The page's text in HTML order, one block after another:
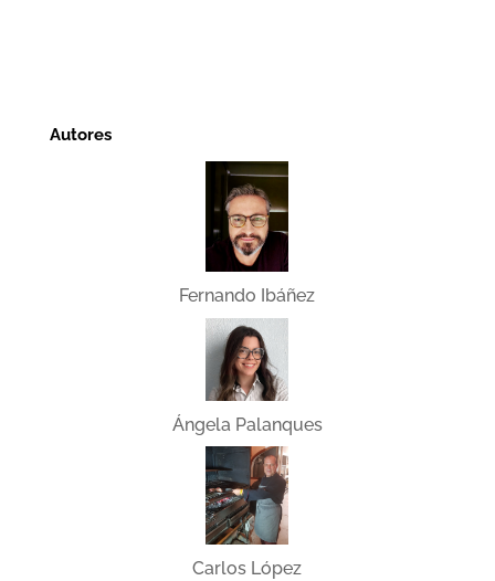
Autores
Fernando Ibáñez
Ángela Palanques
Carlos López